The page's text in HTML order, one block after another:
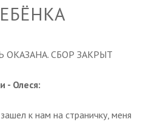
СБОР ЗАКРЫТ
- Олеся:
к нам на страничку, меня